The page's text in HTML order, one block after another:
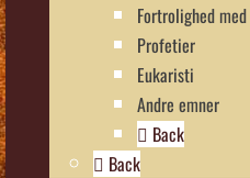
Fortrolighed
Profetier
Eukaristi
Andre emner
Back
Back